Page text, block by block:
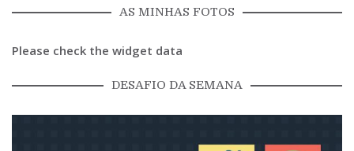
AS MINHAS FOTOS
Please check the widget data
DESAFIO DA SEMANA